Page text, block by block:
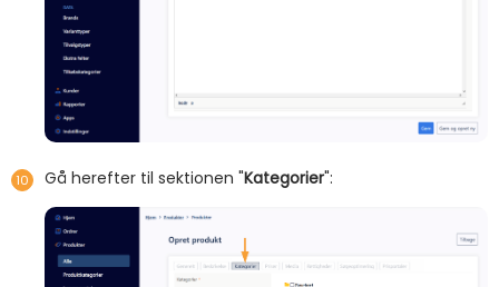
Gå herefter til sektionen "Kategorier":